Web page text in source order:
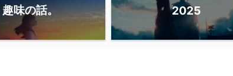
趣味の話。 2025